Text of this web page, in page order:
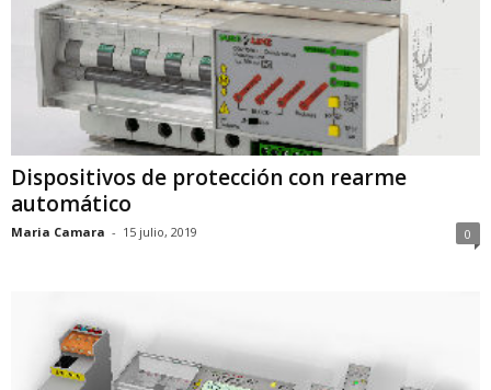
Dispositivos de protección con rearme
automático
Maria Camara - 15 julio, 2019 0